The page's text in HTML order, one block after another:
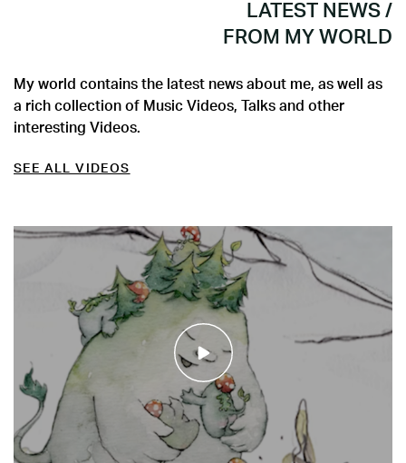
LATEST NEWS /
FROM MY WORLD
My world contains the latest news about me, as well as
a rich collection of Music Videos, Talks and other
interesting Videos.
SEE ALL VIDEOS